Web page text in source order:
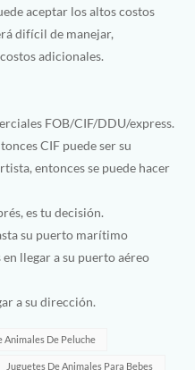
aceptar los altos costos
difícil de manejar,
adicionales.
FOB/CIF/DDU/express.
CIF puede ser su
entonces se puede hacer
es tu decisión.
su puerto marítimo
llegar a su puerto aéreo
a su dirección.
Animales De Peluche
Juguetes De Animales Para Bebes